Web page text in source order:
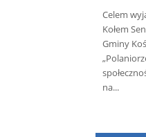
Celem
Kołem
Gminy
na...